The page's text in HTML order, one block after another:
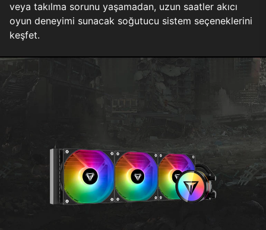
veya takılma sorunu yaşamadan, uzun saatler akıcı
oyun deneyimi sunacak soğutucu sistem seçeneklerini
keşfet.